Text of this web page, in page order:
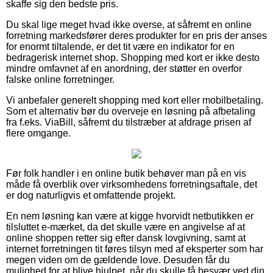
skaffe sig den bedste pris.
Du skal lige meget hvad ikke overse, at såfremt en online
forretning markedsfører deres produkter for en pris der anses
for enormt tiltalende, er det tit være en indikator for en
bedragerisk internet shop. Shopping med kort er ikke desto
mindre omfavnet af en anordning, der støtter en overfor
falske online forretninger.
Vi anbefaler generelt shopping med kort eller mobilbetaling.
Som et alternativ bør du overveje en løsning på afbetaling
fra f.eks. ViaBill, såfremt du tilstræber at afdrage prisen af
flere omgange.
Før folk handler i en online butik behøver man på en vis
måde få overblik over virksomhedens forretningsaftale, det
er dog naturligvis et omfattende projekt.
En nem løsning kan være at kigge hvorvidt netbutikken er
tilsluttet e-mærket, da det skulle være en angivelse af at
online shoppen retter sig efter dansk lovgivning, samt at
internet forretningen tit føres tilsyn med af eksperter som har
megen viden om de gældende love. Desuden får du
mulighed for at blive hjulpet, når du skulle få besvær ved din